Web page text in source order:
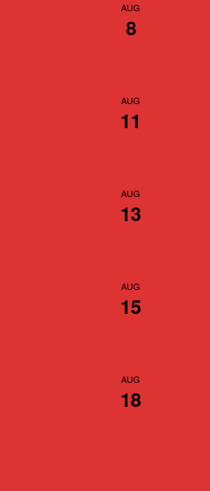
AUG
8
AUG
11
AUG
13
AUG
15
AUG
18